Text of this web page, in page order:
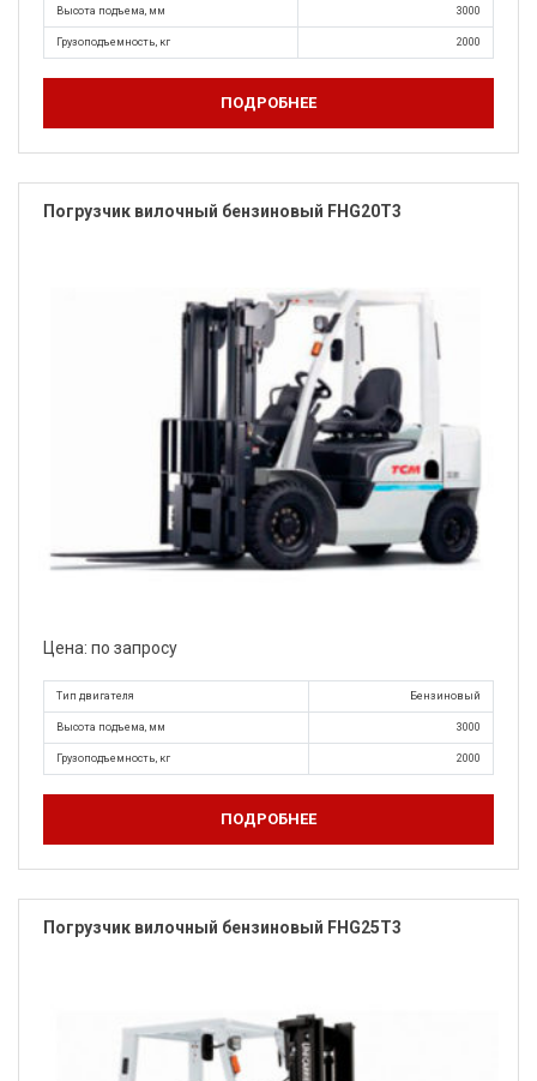
Высота подъема, мм 3000
Грузоподъемность, кг 2000
ПОДРОБНЕЕ
Погрузчик вилочный бензиновый FHG20T3
Цена: по запросу
Тип двигателя Бензиновый
Высота подъема, мм 3000
Грузоподъемность, кг 2000
ПОДРОБНЕЕ
Погрузчик вилочный бензиновый FHG25T3